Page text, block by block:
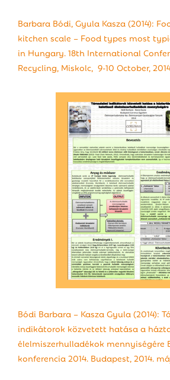
Barbara Bódi, Gyula Kasza (2014):
kitchen scale – Food types most
in Hungary. 18th International
Recycling, Miskolc, 9-10 October,
Bódi Barbara – Kasza Gyula (2014):
indikátorok közvetett hatása a
élelmiszerhulladékok mennyiségére
konferencia 2014. Budapest, 2014.